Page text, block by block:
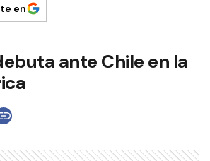
en
ante Chile en la